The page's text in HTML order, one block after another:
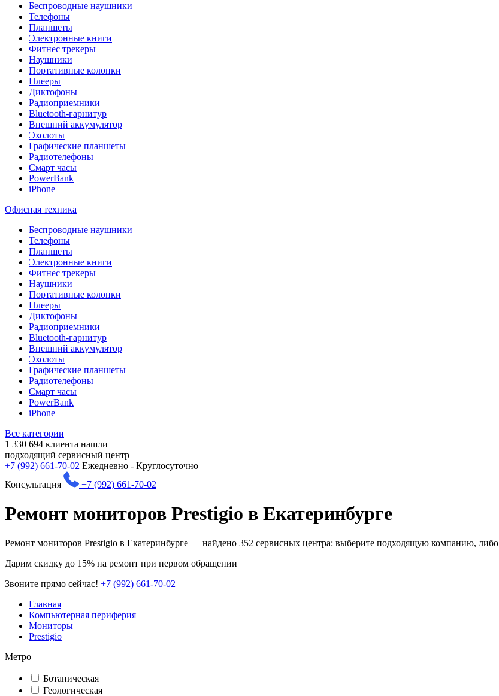
Беспроводные наушники
Телефоны
Планшеты
Электронные книги
Фитнес трекеры
Наушники
Портативные колонки
Плееры
Диктофоны
Радиоприемники
Bluetooth-гарнитур
Внешний аккумулятор
Эхолоты
Графические планшеты
Радиотелефоны
Смарт часы
PowerBank
iPhone
Офисная техника
Беспроводные наушники
Телефоны
Планшеты
Электронные книги
Фитнес трекеры
Наушники
Портативные колонки
Плееры
Диктофоны
Радиоприемники
Bluetooth-гарнитур
Внешний аккумулятор
Эхолоты
Графические планшеты
Радиотелефоны
Смарт часы
PowerBank
iPhone
Все категории
1 330 694 клиента нашли
подходящий сервисный центр
+7 (992) 661-70-02 Ежедневно - Круглосуточно
Консультация
+7 (992) 661-70-02
Ремонт мониторов Prestigio в Екатеринбурге
Ремонт мониторов Prestigio в Екатеринбурге — найдено 352 сервисных центра: выберите подходящую компанию, либо
Дарим скидку до 15% на ремонт при первом обращении
Звоните прямо сейчас! +7 (992) 661-70-02
Главная
Компьютерная периферия
Мониторы
Prestigio
Метро
Ботаническая
Геологическая